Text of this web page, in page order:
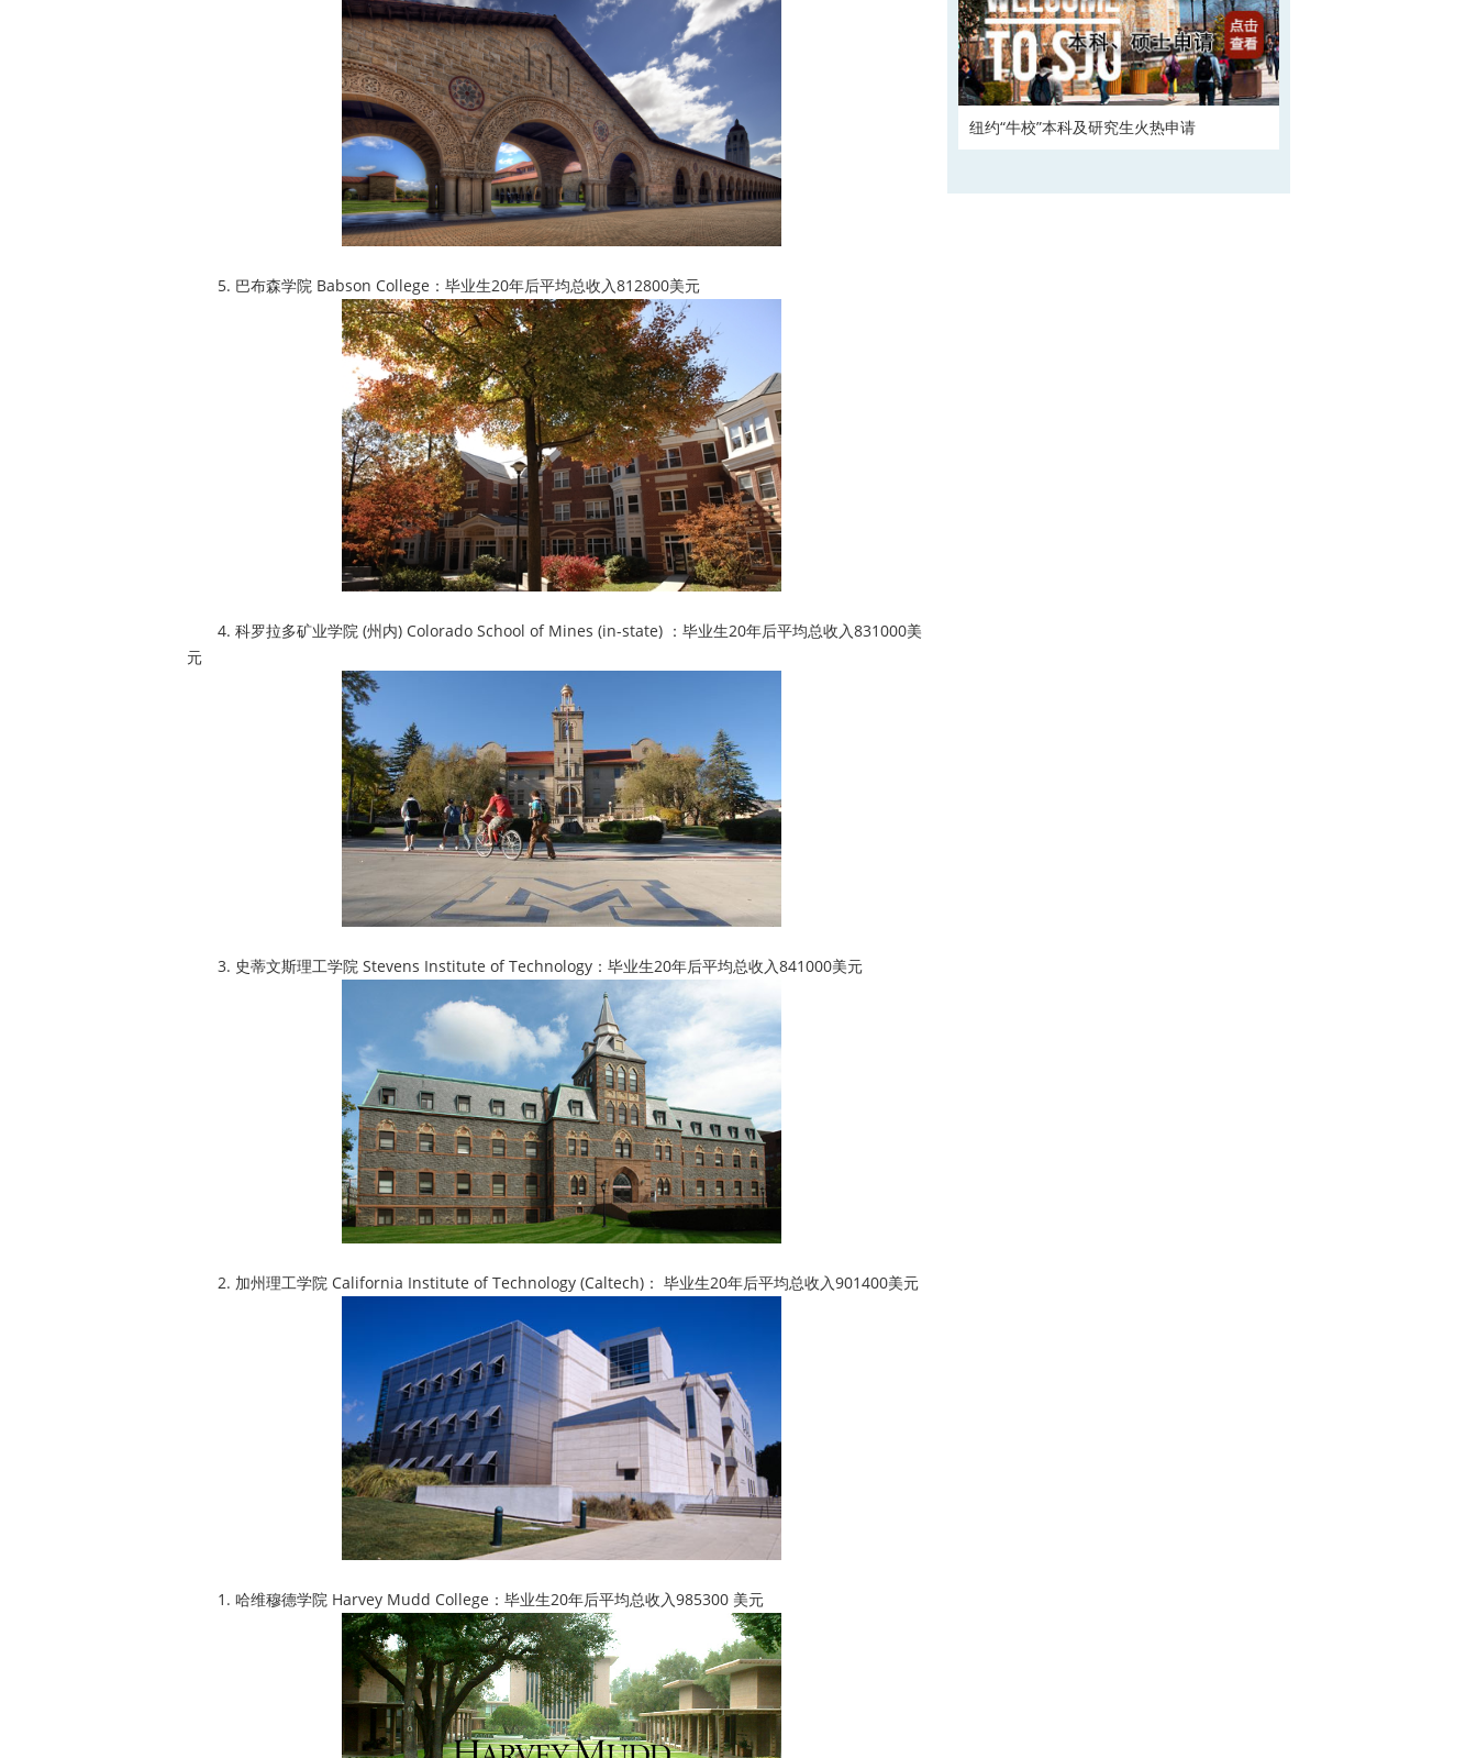
5. 巴布森学院 Babson College：毕业生20年后平均总收入812800美元
4. 科罗拉多矿业学院 (州内) Colorado School of Mines (in-state) ：毕业生20年后平均总收入831000美
元
3. 史蒂文斯理工学院 Stevens Institute of Technology：毕业生20年后平均总收入841000美元
2. 加州理工学院 California Institute of Technology (Caltech)： 毕业生20年后平均总收入901400美元
1. 哈维穆德学院 Harvey Mudd College：毕业生20年后平均总收入985300 美元
纽约“牛校”本科及研究生火热申请